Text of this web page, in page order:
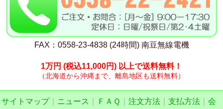
FAX：0558-23-4838 (24時間) 南豆無線電機
1万円 (税込11,000円) 以上で送料無料！
（北海道から沖縄まで、離島地区も送料無料）
サイトマップ｜ ニュース ＦＡＱ 注文方法 支払方法 会